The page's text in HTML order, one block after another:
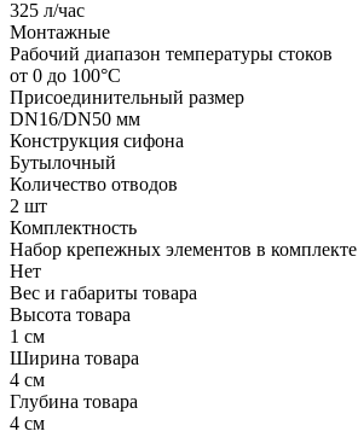
325 л/час
Монтажные
Рабочий диапазон температуры стоков
от 0 до 100°С
Присоединительный размер
DN16/DN50 мм
Конструкция сифона
Бутылочный
Количество отводов
2 шт
Комплектность
Набор крепежных элементов в комплекте
Нет
Вес и габариты товара
Высота товара
1 см
Ширина товара
4 см
Глубина товара
4 см